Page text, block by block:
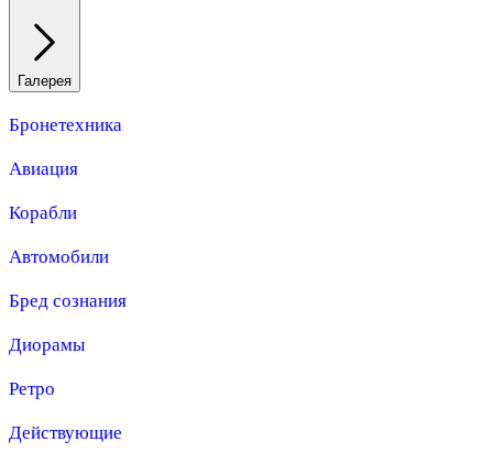
Галерея
Бронетехника
Авиация
Корабли
Автомобили
Бред сознания
Диорамы
Ретро
Действующие